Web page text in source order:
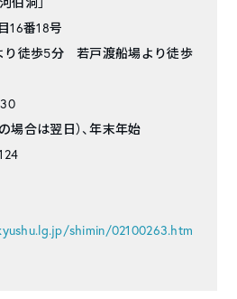
16番18号
より徒歩5分 若戸渡船場より徒歩
場合は翌日）、年末年始
shimin/02100263.htm